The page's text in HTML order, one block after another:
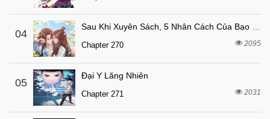
Chapter 12 6 tháng trước
Chapter 11 6 tháng trước
Chapter 10
Chapter 9 7 tháng trước
Chapter 8
Chapter 7 7 tháng trước
04
Chapter 270 2095
05
Đại Y Lăng Nhiên
Chapter 271 2031